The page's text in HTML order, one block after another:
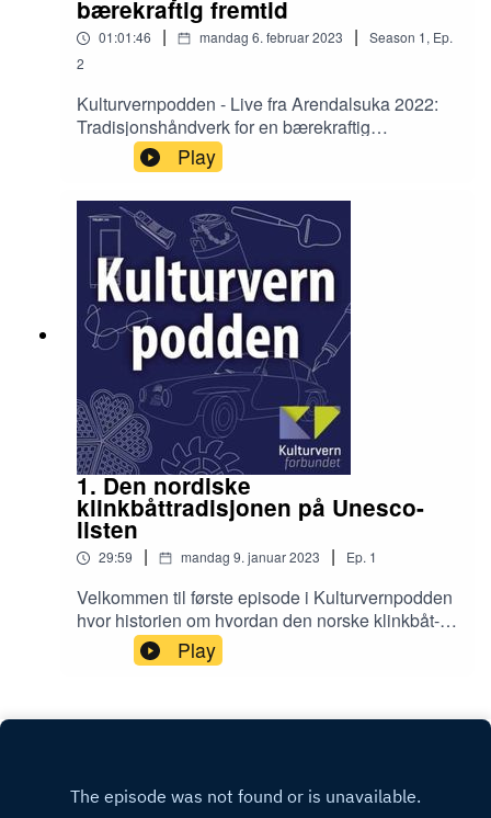
bærekraftig fremtid
01:01:46 | mandag 6. februar 2023 | Season 1, Ep.
2
Kulturvernpodden - Live fra Arendalsuka 2022:
Tradisjonshåndverk for en bærekraftig
fremtid.Kulturvernorganisasjonene jobber for å
bevare, formidle og lære bort disse kunnskapene
til fremtidige generasjoner, men bør ikke også
tradisjonshåndverk forsterkes som fag i skolen?
Hvem har ansvaret for å løfte frem dette? Og
hvorfor er tradisjonshåndverk et så viktig fag i det
grønne skiftet?Hør debatten vi arrangerte på
Arendalsuka 2022. I panelet: Toril Skjetne,
Generalsekretær, KulturvernforbundetEivind
Falk, Instituttleder, Norsk
HåndverksinstituttKjærsti Gangsø, Daglig leder,
Studieforbundet kultur og tradisjonJohn A.
Andersen, Tradisjonsbåtbygger, Kystlaget Øster
RissøerOla Fjeldheim, Generalsekretær,
Fortidsminneforeningen
Play
1. Den nordiske
klinkbåttradisjonen på Unesco-
listen
29:59 | mandag 9. januar 2023 | Ep. 1
Velkommen til første episode i Kulturvernpodden
hvor historien om hvordan den norske klinkbåt-
tradisjonen ble tatt opp på UNESCOs liste over
menneskehetens immaterielle kulturarv. Med oss
Play